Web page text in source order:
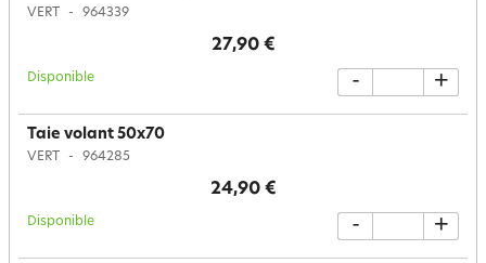
VERT 964339
27,90 €
Disponible - +
Taie volant 50x70
VERT 964285
24,90 €
Disponible - +